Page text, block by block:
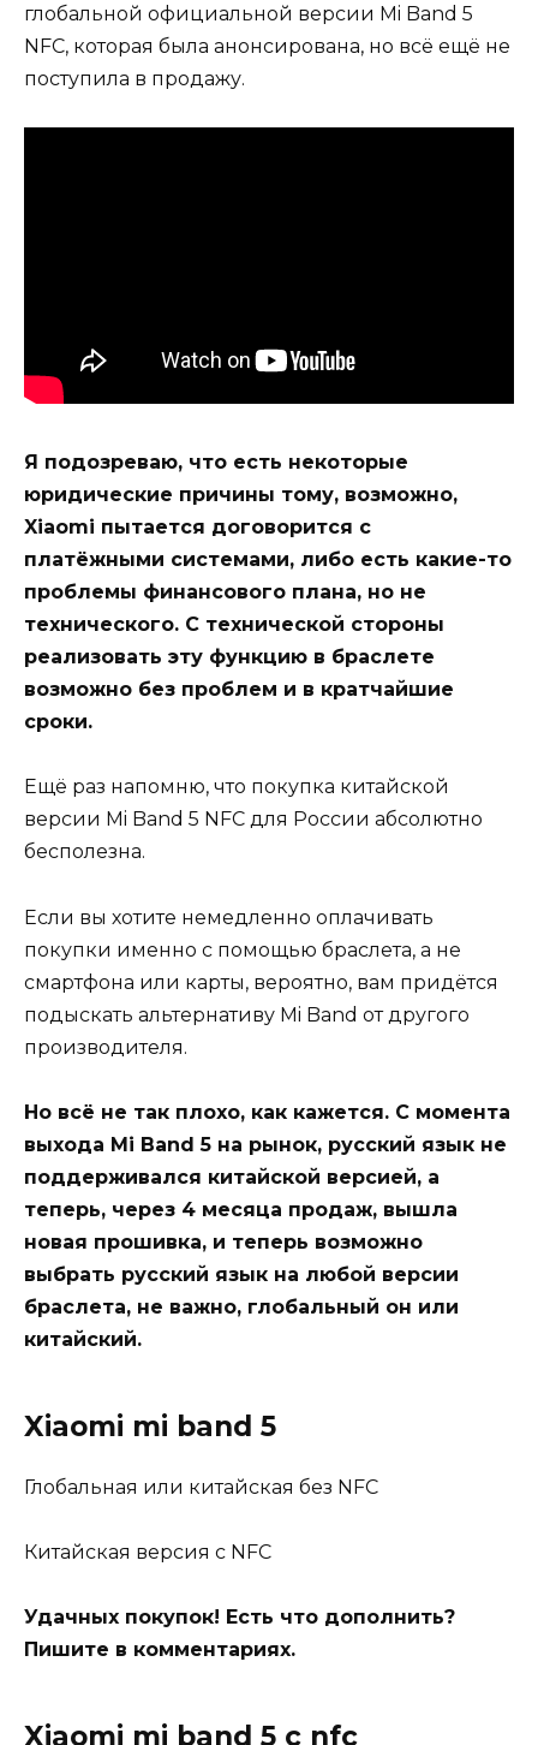
глобальной официальной версии Mi Band 5
NFC, которая была анонсирована, но всё ещё не
поступила в продажу.
Я подозреваю, что есть некоторые
юридические причины тому, возможно,
Xiaomi пытается договорится с
платёжными системами, либо есть какие-то
проблемы финансового плана, но не
технического. С технической стороны
реализовать эту функцию в браслете
возможно без проблем и в кратчайшие
сроки.
Ещё раз напомню, что покупка китайской
версии Mi Band 5 NFC для России абсолютно
бесполезна.
Если вы хотите немедленно оплачивать
покупки именно с помощью браслета, а не
смартфона или карты, вероятно, вам придётся
подыскать альтернативу Mi Band от другого
производителя.
Но всё не так плохо, как кажется. С момента
выхода Mi Band 5 на рынок, русский язык не
поддерживался китайской версией, а
теперь, через 4 месяца продаж, вышла
новая прошивка, и теперь возможно
выбрать русский язык на любой версии
браслета, не важно, глобальный он или
китайский.
Xiaomi mi band 5
Глобальная или китайская без NFC
Китайская версия с NFC
Удачных покупок! Есть что дополнить?
Пишите в комментариях.
Xiaomi mi band 5 с nfc